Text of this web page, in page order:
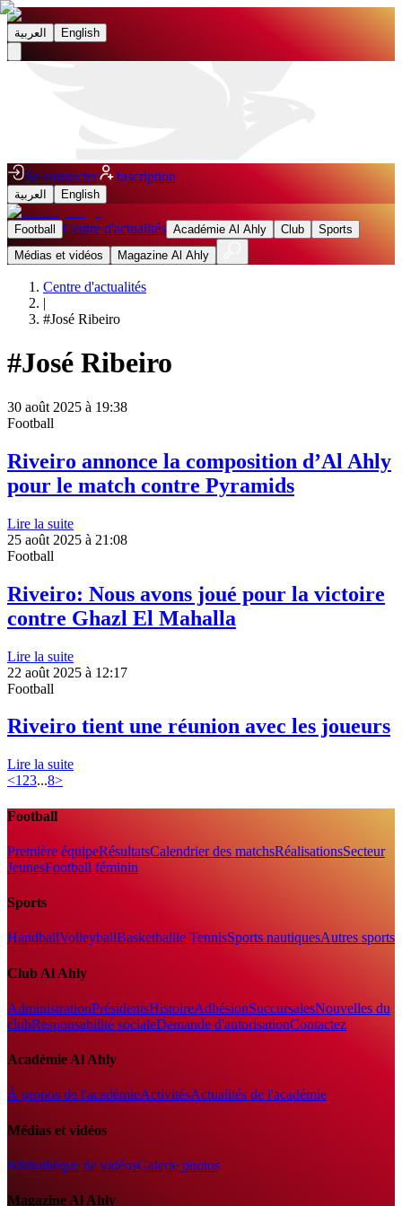
العربية English
Se connecter Inscription
العربية English
Football Centre d'actualités Académie Al Ahly Club
Sports
Médias et vidéos
Magazine Al Ahly
Centre d'actualités
|
#José Ribeiro
#José Ribeiro
30 août 2025 à 19:38
Football
Riveiro annonce la composition d’Al Ahly
pour le match contre Pyramids
Lire la suite
25 août 2025 à 21:08
Football
Riveiro: Nous avons joué pour la victoire
contre Ghazl El Mahalla
Lire la suite
22 août 2025 à 12:17
Football
Riveiro tient une réunion avec les joueurs
Lire la suite
<1 23...8>
Football
Première équipeRésultatsCalendrier des matchsRéalisationsSecteur
JeunesFootball féminin
Sports
HandballVolleyballBasketballle TennisSports nautiquesAutres sports
Club Al Ahly
AdministrationPrésidentsHistoireAdhésionSuccursalesNouvelles du
clubResponsabilité socialeDemande d'autorisationContactez
Académie Al Ahly
À propos de l'académieActivitésActualités de l'académie
Médias et vidéos
Bibliothèque de vidéosGalerie photos
Magazine Al Ahly